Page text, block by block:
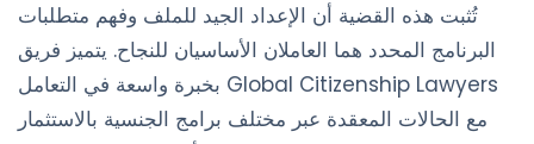
تُثبت هذه القضية أن الإعداد الجيد للملف وفهم متطلبات
البرنامج المحدد هما العاملان الأساسيان للنجاح. يتميز فريق
Global Citizenship Lawyers بخبرة واسعة في التعامل
مع الحالات المعقدة عبر مختلف برامج الجنسية بالاستثمار